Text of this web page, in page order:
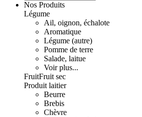
Nos Produits
Légume
Ail, oignon, échalote
Aromatique
Légume (autre)
Pomme de terre
Salade, laitue
Voir plus...
FruitFruit sec
Produit laitier
Beurre
Brebis
Chèvre